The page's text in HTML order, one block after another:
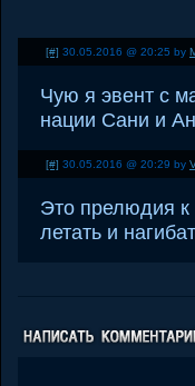
[#] 30.05.2016 @ 20:25 by
Чую я эвент с
нации Сани и
[#] 30.05.2016 @ 20:29 by
Это прелюдия
летать и